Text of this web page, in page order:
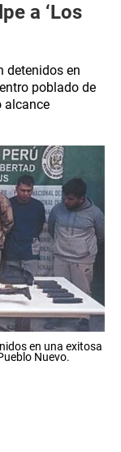
a ‘Los
detenidos en
poblado de
alcance
en una exitosa
Nuevo.